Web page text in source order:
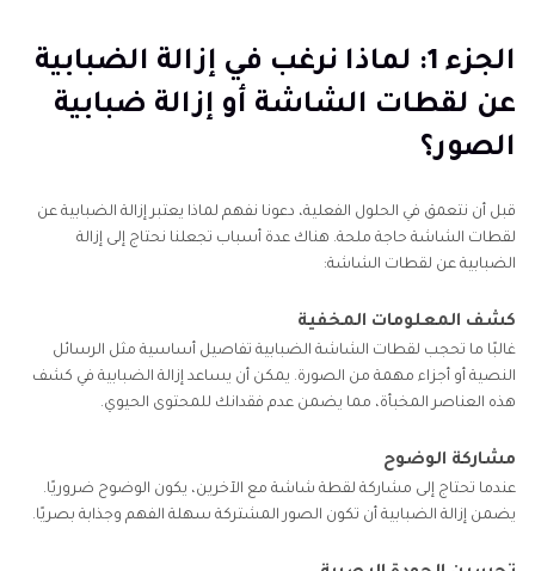
الجزء 2: كيفية إزالة الضبابية عن لقطات الشاشة على
سطح المكتب
الجزء 3: كيفية إزالة الضبابية عن لقطة الشاشة على
الجزء 4: كيفية رؤية النص الضبابي على لقطة الشاشة في
Android
الجزء 5: الأسئلة الشائعة حول كيفية إزالة الضبابية عن
رسالة نصية في لقطة الشاشة
الجزء 1: لماذا نرغب في إزالة الضبابية
عن لقطات الشاشة أو إزالة ضبابية
الصور؟
قبل أن نتعمق في الحلول الفعلية، دعونا نفهم لماذا يعتبر إزالة الضبابية عن
لقطات الشاشة حاجة ملحة. هناك عدة أسباب تجعلنا نحتاج إلى إزالة
الضبابية عن لقطات الشاشة:
كشف المعلومات المخفية
غالبًا ما تحجب لقطات الشاشة الضبابية تفاصيل أساسية مثل الرسائل
النصية أو أجزاء مهمة من الصورة. يمكن أن يساعد إزالة الضبابية في كشف
هذه العناصر المخبأة، مما يضمن عدم فقدانك للمحتوى الحيوي.
مشاركة الوضوح
عندما تحتاج إلى مشاركة لقطة شاشة مع الآخرين، يكون الوضوح ضروريًا.
يضمن إزالة الضبابية أن تكون الصور المشتركة سهلة الفهم وجذابة بصريًا.